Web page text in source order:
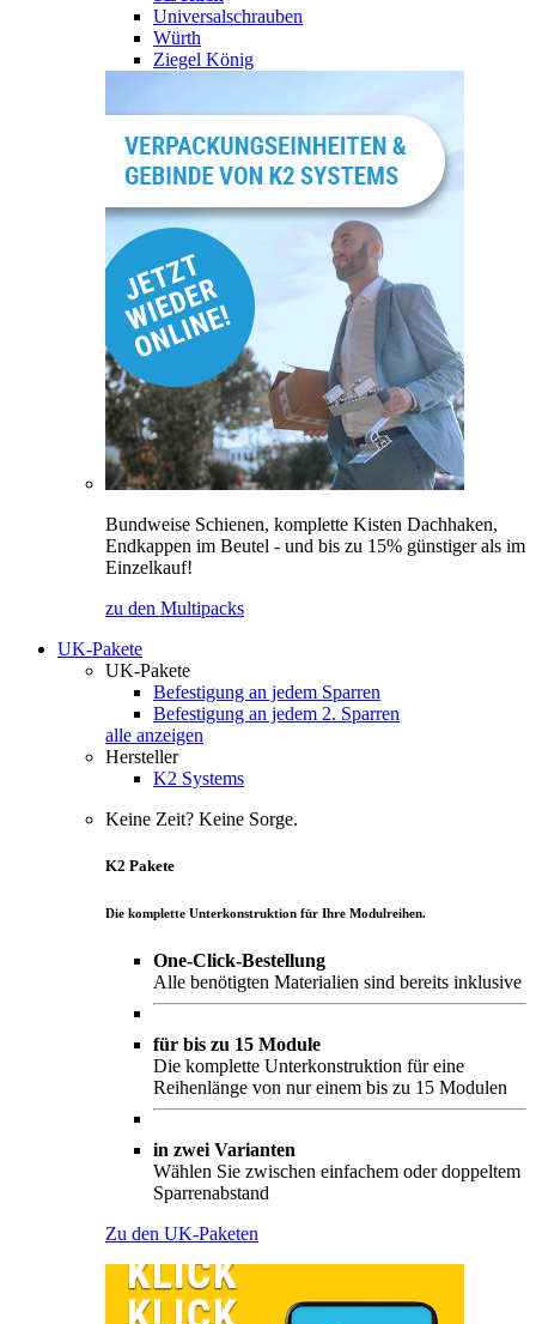
Universalschrauben
Würth
Ziegel König
Bundweise Schienen, komplette Kisten Dachhaken,
Endkappen im Beutel - und bis zu 15% günstiger als im
Einzelkauf!
zu den Multipacks
UK-Pakete
UK-Pakete
Befestigung an jedem Sparren
Befestigung an jedem 2. Sparren
alle anzeigen
Hersteller
K2 Systems
Keine Zeit? Keine Sorge.
K2 Pakete
Die komplette Unterkonstruktion für Ihre Modulreihen.
One-Click-Bestellung
Alle benötigten Materialien sind bereits inklusive
für bis zu 15 Module
Die komplette Unterkonstruktion für eine
Reihenlänge von nur einem bis zu 15 Modulen
in zwei Varianten
Wählen Sie zwischen einfachem oder doppeltem
Sparrenabstand
Zu den UK-Paketen